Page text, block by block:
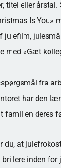
titel eller
Is You»
julefilm,
med «Gæt
fra
har den
familien deres
du, at
inden